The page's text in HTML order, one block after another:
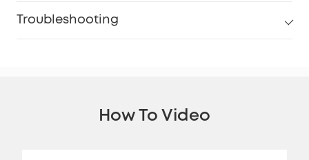
Troubleshooting
How To Video